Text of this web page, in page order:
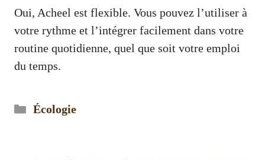
Oui, Acheel est flexible. Vous pouvez l’utiliser à
votre rythme et l’intégrer facilement dans votre
routine quotidienne, quel que soit votre emploi
du temps.
Catégories
Écologie